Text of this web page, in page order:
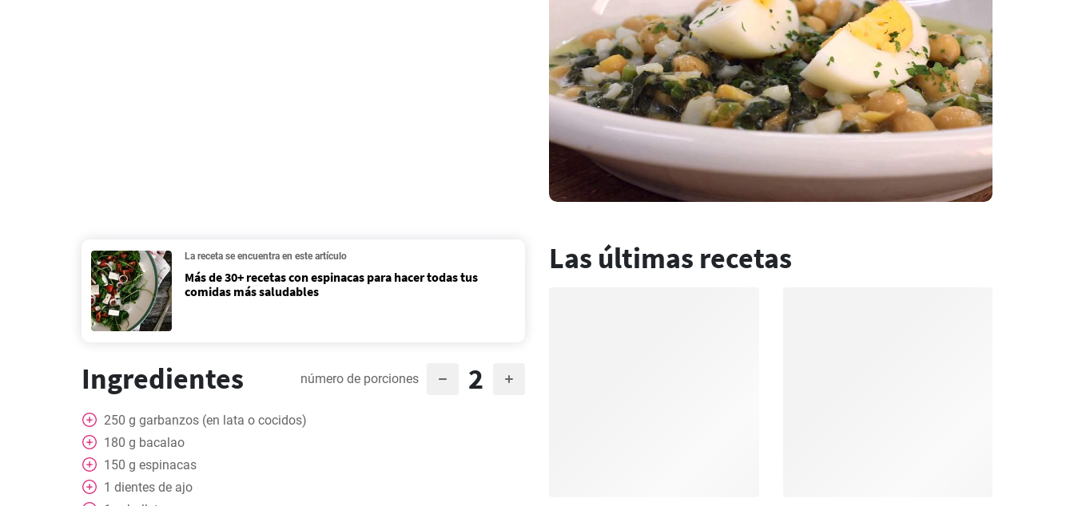
La receta se encuentra en este artículo
Más de 30+ recetas con espinacas para hacer todas tus
comidas más saludables
Ingredientes número de porciones 2
250 g garbanzos (en lata o cocidos)
180 g bacalao
150 g espinacas
1 dientes de ajo
Las últimas recetas